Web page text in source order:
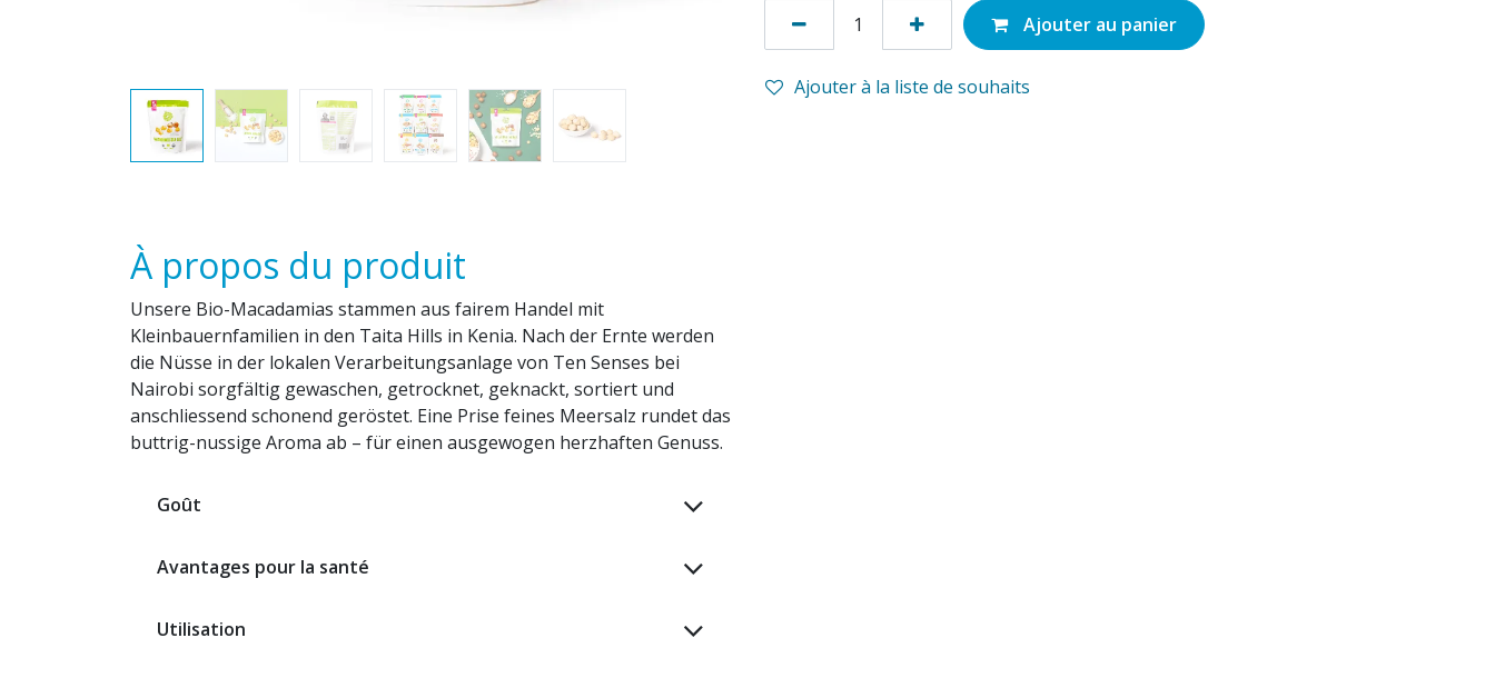
Ajouter au panier
Ajouter à la liste de souhaits
À propos du produit
Unsere Bio-Macadamias stammen aus fairem Handel mit
Kleinbauernfamilien in den Taita Hills in Kenia. Nach der Ernte werden
die Nüsse in der lokalen Verarbeitungsanlage von Ten Senses bei
Nairobi sorgfältig gewaschen, getrocknet, geknackt, sortiert und
anschliessend schonend geröstet. Eine Prise feines Meersalz rundet das
buttrig-nussige Aroma ab – für einen ausgewogen herzhaften Genuss.
Goût
Avantages pour la santé
Utilisation